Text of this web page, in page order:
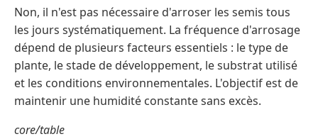
Non, il n'est pas nécessaire d'arroser les semis tous
les jours systématiquement. La fréquence d'arrosage
dépend de plusieurs facteurs essentiels : le type de
plante, le stade de développement, le substrat utilisé
et les conditions environnementales. L'objectif est de
maintenir une humidité constante sans excès.
core/table